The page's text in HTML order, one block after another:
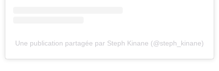
Une publication partagée par Steph Kinane (@steph_kinane)